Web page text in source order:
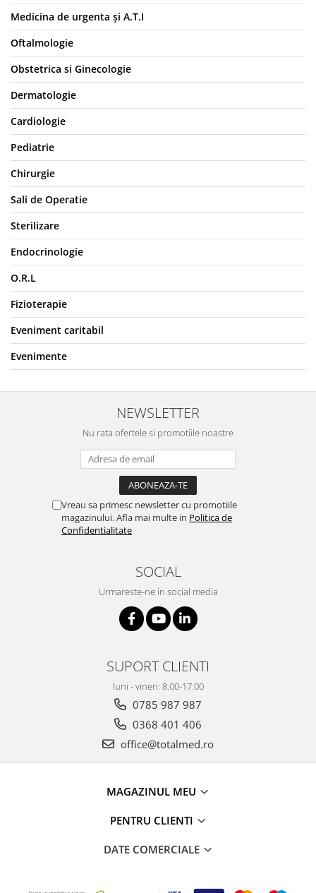
Medicina de urgenta și A.T.I
Oftalmologie
Obstetrica si Ginecologie
Dermatologie
Cardiologie
Pediatrie
Chirurgie
Sali de Operatie
Sterilizare
Endocrinologie
O.R.L
Fizioterapie
Eveniment caritabil
Evenimente
NEWSLETTER
Nu rata ofertele si promotiile noastre
Vreau sa primesc newsletter cu promotiile
magazinului. Afla mai multe in Politica de
Confidentialitate
SOCIAL
Urmareste-ne in social media
SUPORT CLIENTI
luni - vineri: 8.00-17.00
0785 987 987
0368 401 406
office@totalmed.ro
MAGAZINUL MEU
PENTRU CLIENTI
DATE COMERCIALE